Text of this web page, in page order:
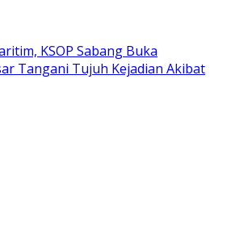
KSOP Sabang Buka
Tangani Tujuh Kejadian Akibat